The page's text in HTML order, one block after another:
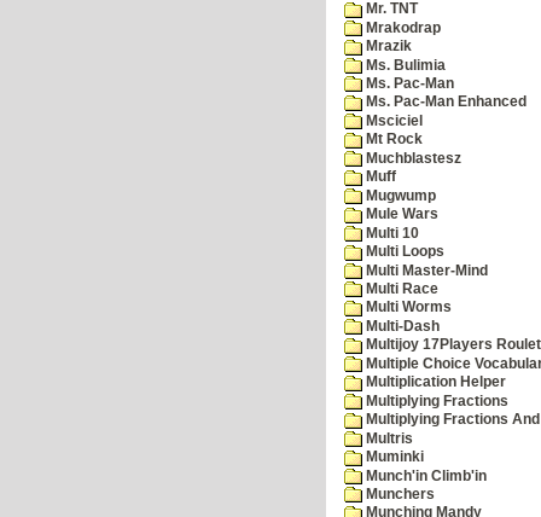
Mr. TNT
Mrakodrap
Mrazik
Ms. Bulimia
Ms. Pac-Man
Ms. Pac-Man Enhanced
Msciciel
Mt Rock
Muchblastesz
Muff
Mugwump
Mule Wars
Multi 10
Multi Loops
Multi Master-Mind
Multi Race
Multi Worms
Multi-Dash
Multijoy 17Players
Multiple Choice
Multiplication Helper
Multiplying Fractions
Multiplying Fractions
Multris
Muminki
Munch'in Climb'in
Munchers
Munching Mandy